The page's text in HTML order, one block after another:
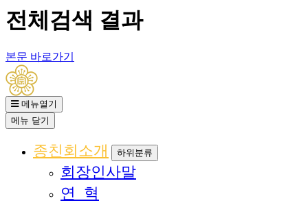
전체검색 결과
본문 바로가기
메뉴열기
메뉴 닫기
종친회소개 하위분류
회장인사말
연 혁